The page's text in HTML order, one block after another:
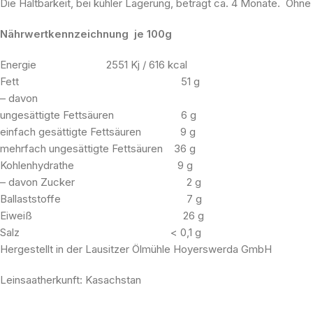
Die Haltbarkeit, bei kühler Lagerung, beträgt ca. 4 Monate.
Nährwertkennzeichnung je 100g
Energie 2551 Kj / 616 kcal
Fett 51 g
– davon
ungesättigte Fettsäuren 6 g
einfach gesättigte Fettsäuren 9 g
mehrfach ungesättigte Fettsäuren 36 g
Kohlenhydrathe 9 g
– davon Zucker 2 g
Ballaststoffe 7 g
Eiweiß 26 g
Salz < 0,1 g
Hergestellt in der Lausitzer Ölmühle Hoyerswerda GmbH
Leinsaatherkunft: Kasachstan